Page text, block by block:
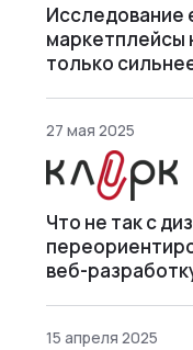
Исследование
маркетплейсы
только
27 мая 2025
Что не так с
веб-
15 апреля 2025